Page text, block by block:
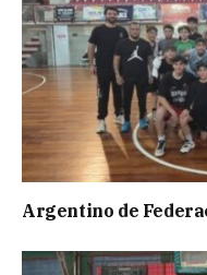
Argentino de